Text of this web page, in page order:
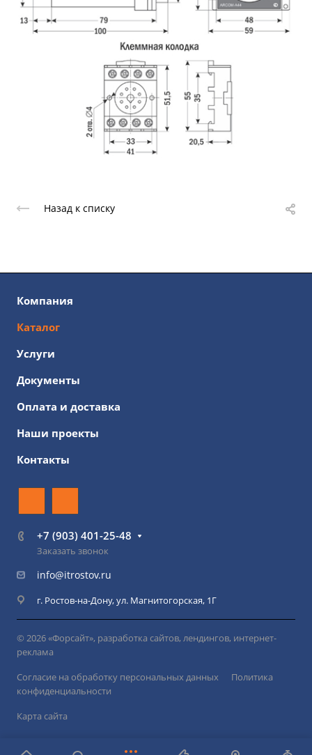
Назад к списку
Компания
Каталог
Услуги
Документы
Оплата и доставка
Наши проекты
Контакты
+7 (903) 401-25-48
Заказать звонок
info@itrostov.ru
г. Ростов-на-Дону, ул. Магнитогорская, 1Г
© 2026 «Форсайт», разработка сайтов, лендингов, интернет-
реклама
Согласие на обработку персональных данных
Политика
конфиденциальности
Карта сайта